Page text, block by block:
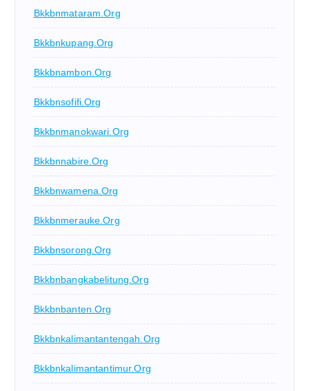
Bkkbnmataram.org
Bkkbnkupang.org
Bkkbnambon.org
Bkkbnsofifi.org
Bkkbnmanokwari.org
Bkkbnnabire.org
Bkkbnwamena.org
Bkkbnmerauke.org
Bkkbnsorong.org
Bkkbnbangkabelitung.org
Bkkbnbanten.org
Bkkbnkalimantantengah.org
Bkkbnkalimantantimur.org